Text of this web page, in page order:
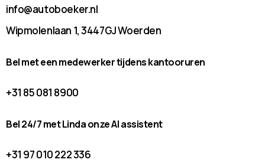
info@autoboeker.nl
Wipmolenlaan 1, 3447GJ Woerden
Bel met een medewerker tijdens kantooruren
+31 85 081 8900
Bel 24/7 met Linda onze AI assistent
+31 97 010 222 336